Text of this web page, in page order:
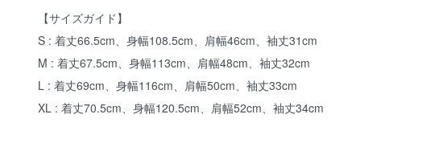
【サイズガイド】
S : 着丈66.5cm、身幅108.5cm、肩幅46cm、袖丈31cm
M : 着丈67.5cm、身幅113cm、肩幅48cm、袖丈32cm
L : 着丈69cm、身幅116cm、肩幅50cm、袖丈33cm
XL : 着丈70.5cm、身幅120.5cm、肩幅52cm、袖丈34cm